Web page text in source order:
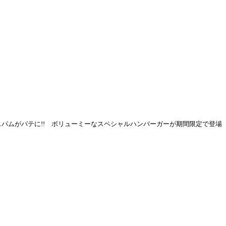
パムがパテに!! ボリューミーなスペシャルハンバーガーが期間限定で登